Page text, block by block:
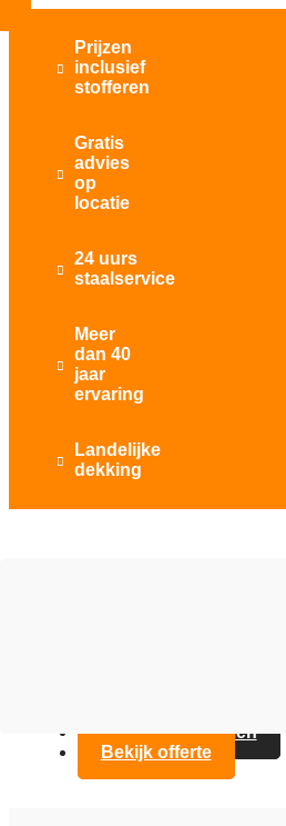

Prijzen
inclusief
stofferen

Gratis
advies
op
locatie

24 uurs
staalservice

Meer
dan 40
jaar
ervaring

Landelijke
dekking
Contact opnemen
Bekijk offerte